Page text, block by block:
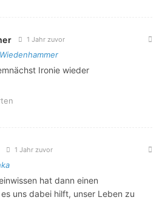
1 Jahr zuvor
Ironie wieder
1 Jahr zuvor
hat dann einen
uns dabei hilft, unser Leben zu